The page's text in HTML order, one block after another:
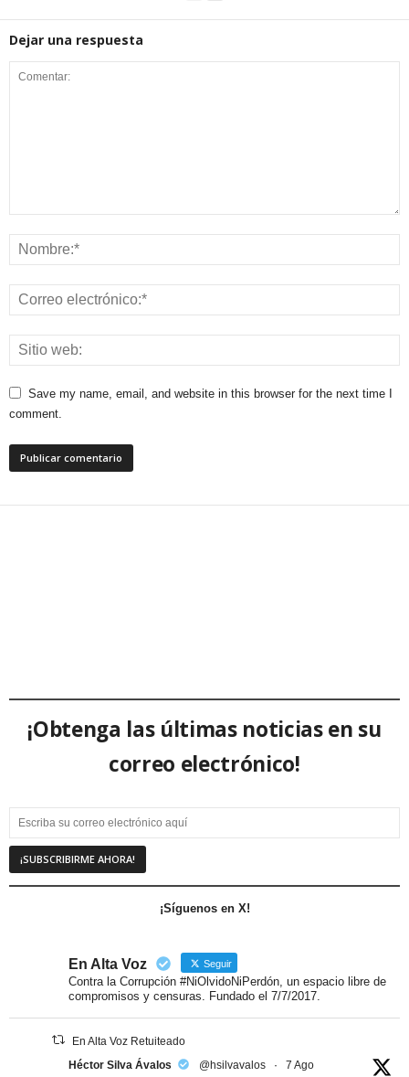
Dejar una respuesta
Save my name, email, and website in this browser for the next time I
comment.
¡Obtenga las últimas noticias en su
correo electrónico!
¡Síguenos en X!
En Alta Voz Seguir
Contra la Corrupción #NiOlvidoNiPerdón, un espacio libre de
compromisos y censuras. Fundado el 7/7/2017.
En Alta Voz Retuiteado
Héctor Silva Ávalos
@hsilvavalos · 7 Ago